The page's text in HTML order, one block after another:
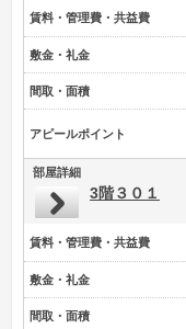
賃料・管理費・共益費
敷金・礼金
間取・面積
アピールポイント
部屋詳細
3階３０１
賃料・管理費・共益費
敷金・礼金
間取・面積